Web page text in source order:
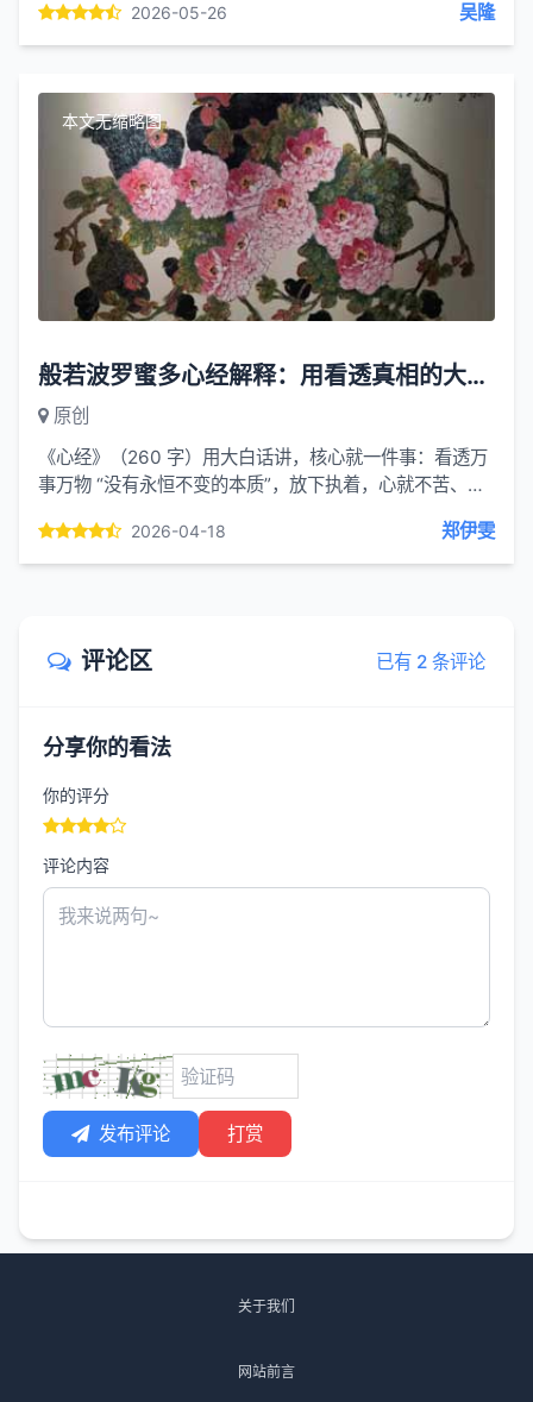
（泽）= 阴金...2026-05-26 吴隆
本文无缩略图
般若波罗蜜多心经解释：用看透真相的大智慧 渡到烦恼尽头 彻底自在的彼岸
原创
《心经》（260 字）用大白话讲，核心就一件事：看透万
事万物 “没有永恒不变的本质”，放下执着，心就不苦、就
而...
2026-04-18 郑伊雯
评论区 已有 2 条评论
分享你的看法
你的评分
评论内容
发布评论 打赏
关于我们
网站前言